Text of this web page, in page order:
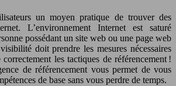
un moyen pratique de trouver des
L’environnement Internet est saturé
possédant un site web ou une page web
doit prendre les mesures nécessaires
les tactiques de référencement !
de référencement vous permet de vous
de base sans vous perdre de temps.